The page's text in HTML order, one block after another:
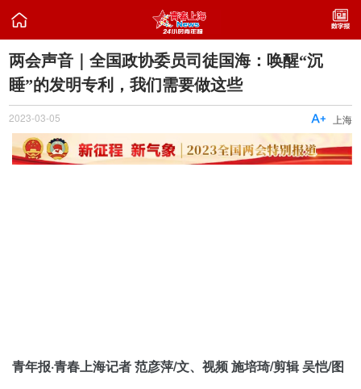

两会声音｜全国政协委员司徒国海：唤醒“沉
睡”的发明专利，我们需要做这些
2023-03-05 上海

青年报·青春上海记者 范彦萍/文、视频 施培琦/剪辑 吴恺/图